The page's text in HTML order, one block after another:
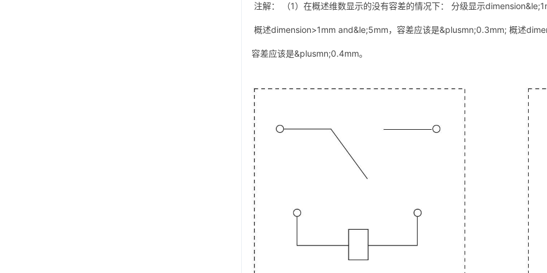
注解： （1）在概述维数显示的没有容差的情况下： 分级显示
概述dimension>1mm and&le;5mm，容差应该是&plusmn;0.3mm; 概述
容差应该是&plusmn;0.4mm。